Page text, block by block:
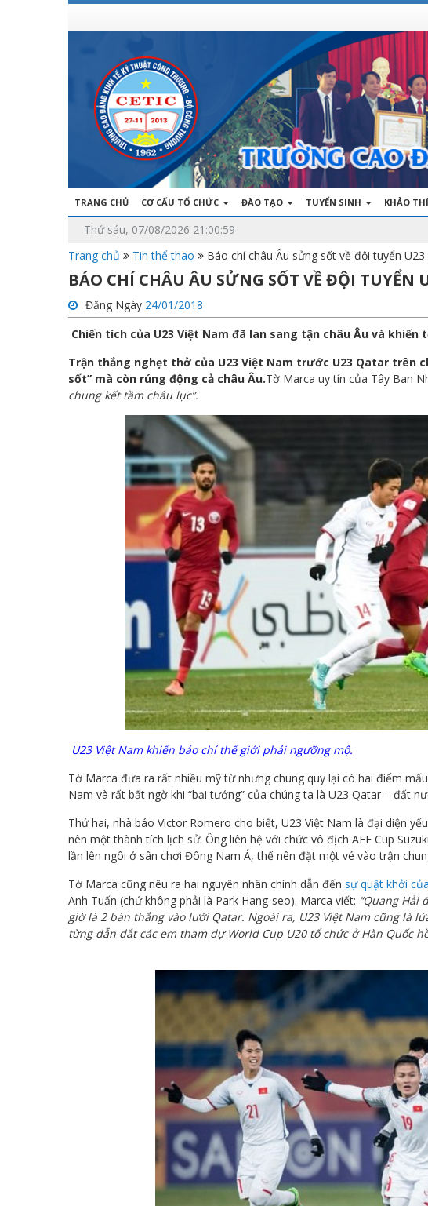
TRANG CHỦ CƠ CẤU TỔ CHỨC ĐÀO TẠO TUYỂN SINH KHẢO
Thứ sáu, 07/08/2026 21:00:59
Trang chủ
Tin thể thao Báo chí châu Âu sửng sốt về đội tuyển U23
BÁO CHÍ CHÂU ÂU SỬNG SỐT VỀ ĐỘI TUYỂN
Đăng Ngày 24/01/2018
Chiến tích của U23 Việt Nam đã lan sang tận châu Âu và
Trận thắng nghẹt thở của U23 Việt Nam trước U23 Qatar trên
sốt” mà còn rúng động cả châu Âu.Tờ Marca uy tín của Tây Ban
chung kết tầm châu lục”.
U23 Việt Nam khiến báo chí thế giới phải ngưỡng mộ.
Tờ Marca đưa ra rất nhiều mỹ từ nhưng chung quy lại có hai điểm
Nam và rất bất ngờ khi “bại tướng” của chúng ta là U23 Qatar – đất
Thứ hai, nhà báo Victor Romero cho biết, U23 Việt Nam là đại diện
nên một thành tích lịch sử. Ông liên hệ với chức vô địch AFF Cup
lần lên ngôi ở sân chơi Đông Nam Á, thế nên đặt một vé vào trận
Tờ Marca cũng nêu ra hai nguyên nhân chính dẫn đến sự quật khởi
Anh Tuấn (chứ không phải là Park Hang-seo). Marca viết: “Quang Hải
giờ là 2 bàn thắng vào lưới Qatar. Ngoài ra, U23 Việt Nam cũng là
từng dẫn dắt các em tham dự World Cup U20 tổ chức ở Hàn Quốc